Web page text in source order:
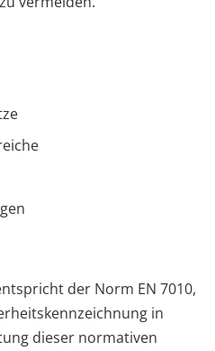
der Norm EN 7010,
in
dieser normativen